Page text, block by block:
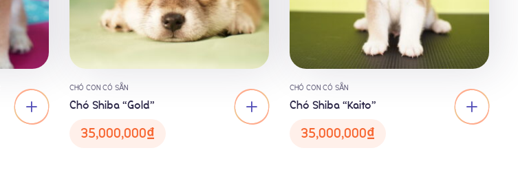
CHÓ CON CÓ SẴN
Chó Shiba “Gold”
35,000,000₫
CHÓ CON CÓ SẴN
Chó Shiba “Kaito”
35,000,000₫